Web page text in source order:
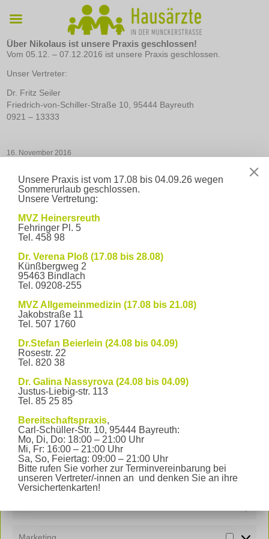
Cookie-Zustimmung verwalten
Um Ihnen ein optimales Erlebnis zu bieten, verwenden wir Technologien
wie Cookies, um Geräteinformationen zu speichern und/oder darauf
zuzugreifen. Wenn Sie diesen Technologien zustimmen, können wir Daten
wie das Surfverhalten oder eindeutige IDs auf dieser Website verarbeiten.
Wenn Sie Ihre Zustimmung nicht erteilen oder zurückziehen, können
bestimmte Merkmale und Funktionen beeinträchtigt werden.
Marketing
Über Nikolaus ist unsere Praxis geschlossen!
Vom 05.12. – 07.12.2016 ist unsere Praxis geschlossen.
Unser Vertreter:
Dr. Fritz Seiler
Friedrich-von-Schiller-Straße 10, 95444 Bayreuth
0921 – 13333
16. November 2016
Vorfreude auf das Fest ist immer eine wunderschöne Zeit
zum Innehalten. In diesem Sinne wünschen wir ein frohes
und gesegnetes Weihnachtsfest, verbunden mit den besten
Wann wir für Sie da sind
Öffnungszeiten
Mo – Fr
7:30 Uhr - 12:30
Uhr
Mo, Di,
Do
14:30 Uhr - 18:00
Sprechzeiten
Mo – Fr
8:30 Uhr - 11:00 Uhr
Mo, Di,
Do
15:00 Uhr - 17:00
Vereinbarung
Auf dem Parkplatz zwischen dem Kinderhaus Bayreuth und
dem Gebäude Munckerstraße 13 steht für unsere Patienten
ein kostenloser Stellplatz zur Verfügung.
Kontaktieren Sie uns
Munckerstraße 14
95444 Bayreuth
Telefon
0921 - 2 46 45
Fax
0921 - 8 18 35
E-Mail senden
Unsere Notfalldienste finden
Sie hier.
Unsere Praxis ist vom 17.08 bis 04.09.26 wegen
Sommerurlaub geschlossen.
Unsere Vertretung:
MVZ Heinersreuth
Fehringer Pl. 5
Tel. 458 98
Dr. Verena Ploß (17.08 bis 28.08)
Künßbergweg 2
95463 Bindlach
Tel. 09208-255
MVZ Allgemeinmedizin (17.08 bis 21.08)
Jakobstraße 11
Tel. 507 1760
Dr.Stefan Beierlein (24.08 bis 04.09)
Rosestr. 22
Tel. 820 38
Dr. Galina Nassyrova (24.08 bis 04.09)
Justus-Liebig-str. 113
Tel. 85 25 85
Bereitschaftspraxis,
Carl-Schüller-Str. 10, 95444 Bayreuth:
Mo, Di, Do: 18:00 – 21:00 Uhr
Mi, Fr: 16:00 – 21:00 Uhr
Sa, So, Feiertag: 09:00 – 21:00 Uhr
Bitte rufen Sie vorher zur Terminvereinbarung bei
unseren Vertreter/-innen an und denken Sie an ihre
Versichertenkarten!